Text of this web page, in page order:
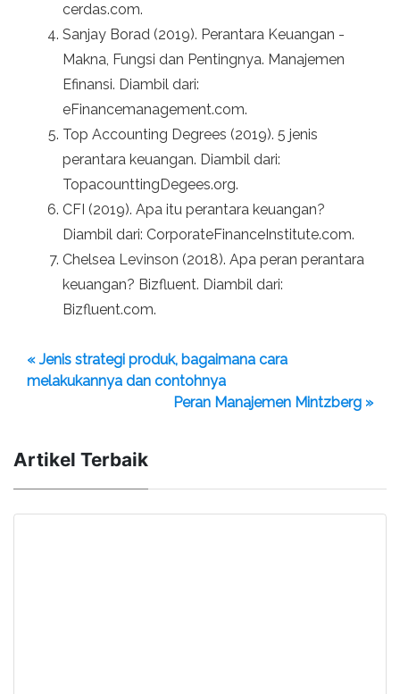
cerdas.com.
Sanjay Borad (2019). Perantara Keuangan -
Makna, Fungsi dan Pentingnya. Manajemen
Efinansi. Diambil dari:
eFinancemanagement.com.
Top Accounting Degrees (2019). 5 jenis
perantara keuangan. Diambil dari:
TopacounttingDegees.org.
CFI (2019). Apa itu perantara keuangan?
Diambil dari: CorporateFinanceInstitute.com.
Chelsea Levinson (2018). Apa peran perantara
keuangan? Bizfluent. Diambil dari:
Bizfluent.com.
« Jenis strategi produk, bagaimana cara
melakukannya dan contohnya
Peran Manajemen Mintzberg »
Artikel Terbaik